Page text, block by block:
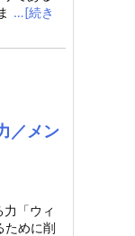
…[続き
／メン
「ウィ
ために削